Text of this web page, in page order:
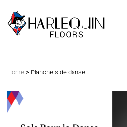
Home > Planchers de danse ou de sport : Un guide pour les architectes, les studios et les installations